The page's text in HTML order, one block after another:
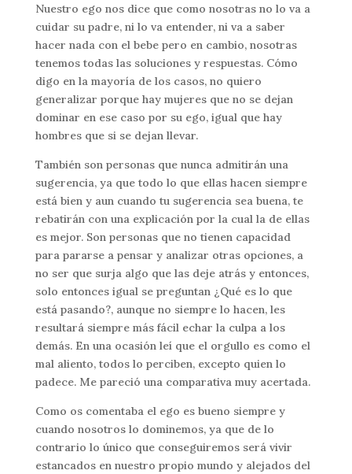
Nuestro ego nos dice que como nosotras no lo va a
cuidar su padre, ni lo va entender, ni va a saber
hacer nada con el bebe pero en cambio, nosotras
tenemos todas las soluciones y respuestas. Cómo
digo en la mayoría de los casos, no quiero
generalizar porque hay mujeres que no se dejan
dominar en ese caso por su ego, igual que hay
hombres que si se dejan llevar.
También son personas que nunca admitirán una
sugerencia, ya que todo lo que ellas hacen siempre
está bien y aun cuando tu sugerencia sea buena, te
rebatirán con una explicación por la cual la de ellas
es mejor. Son personas que no tienen capacidad
para pararse a pensar y analizar otras opciones, a
no ser que surja algo que las deje atrás y entonces,
solo entonces igual se preguntan ¿Qué es lo que
está pasando?, aunque no siempre lo hacen, les
resultará siempre más fácil echar la culpa a los
demás. En una ocasión leí que el orgullo es como el
mal aliento, todos lo perciben, excepto quien lo
padece. Me pareció una comparativa muy acertada.
Como os comentaba el ego es bueno siempre y
cuando nosotros lo dominemos, ya que de lo
contrario lo único que conseguiremos será vivir
estancados en nuestro propio mundo y alejados del